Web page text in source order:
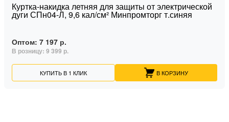
Куртка-накидка летняя для защиты от электрической
дуги СПн04-Л, 9,6 кал/см² Минпромторг т.синяя
Оптом: 7 197 р.
В розницу: 9 399 р.
КУПИТЬ В 1 КЛИК В КОРЗИНУ